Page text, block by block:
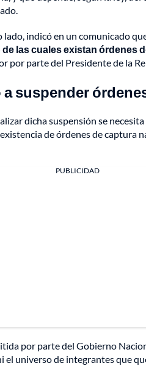
indicó en un comunicado
las cuales existan órdenes
por parte del Presidente de la
suspender
dicha suspensión se
de órdenes de captura
PUBLICIDAD
por parte del Gobierno
el universo de integrantes que